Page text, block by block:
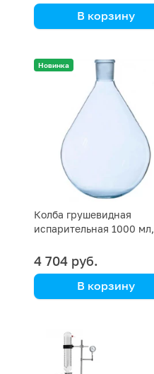
В корзину
Новинка
Колба грушевидная
испарительная 1000 мл,
4 704 руб.
В корзину